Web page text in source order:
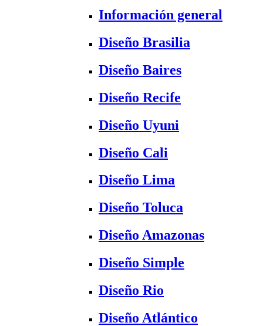
Información general
Diseño Brasilia
Diseño Baires
Diseño Recife
Diseño Uyuni
Diseño Cali
Diseño Lima
Diseño Toluca
Diseño Amazonas
Diseño Simple
Diseño Rio
Diseño Atlántico